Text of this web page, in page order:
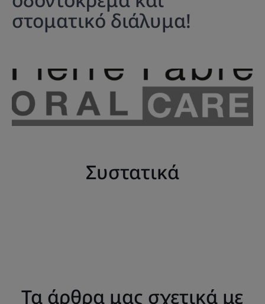
στοματικό διάλυμα!
Συστατικά
Τα άρθρα μας σχετικά με